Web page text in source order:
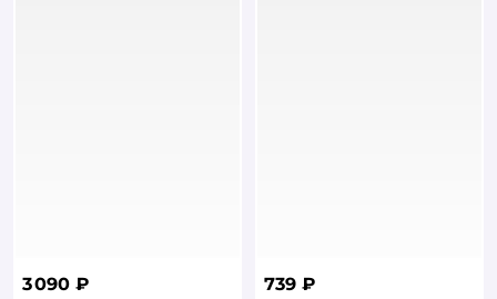
3 090 ₽ 739 ₽